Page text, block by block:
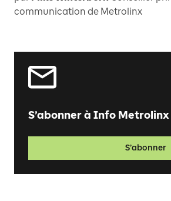
communication de Metrolinx
S’abonner à Info Metrolinx
S’abonner